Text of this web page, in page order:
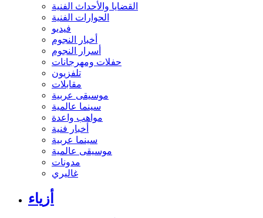
القضايا والأحداث الفنية
الحوارات الفنية
فيديو
أخبار النجوم
أسرار النجوم
حفلات ومهرجانات
تلفزيون
مقابلات
موسيقى عربية
سينما عالمية
مواهب واعدة
أخبار فنية
سينما عربية
موسيقى عالمية
مدونات
غاليري
أزياء